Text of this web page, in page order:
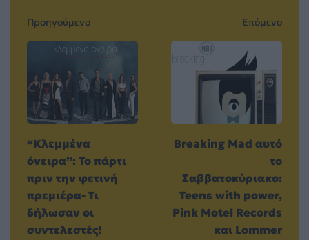
Προηγούμενο
“Κλεμμένα
όνειρα”: Το πάρτι
πριν την φετινή
πρεμιέρα- Τι
δήλωσαν οι
συντελεστές!
Επόμενο
Breaking Mad αυτό
το
Σαββατοκύριακο:
Teens with power,
Pink Motel Records
και Lommer